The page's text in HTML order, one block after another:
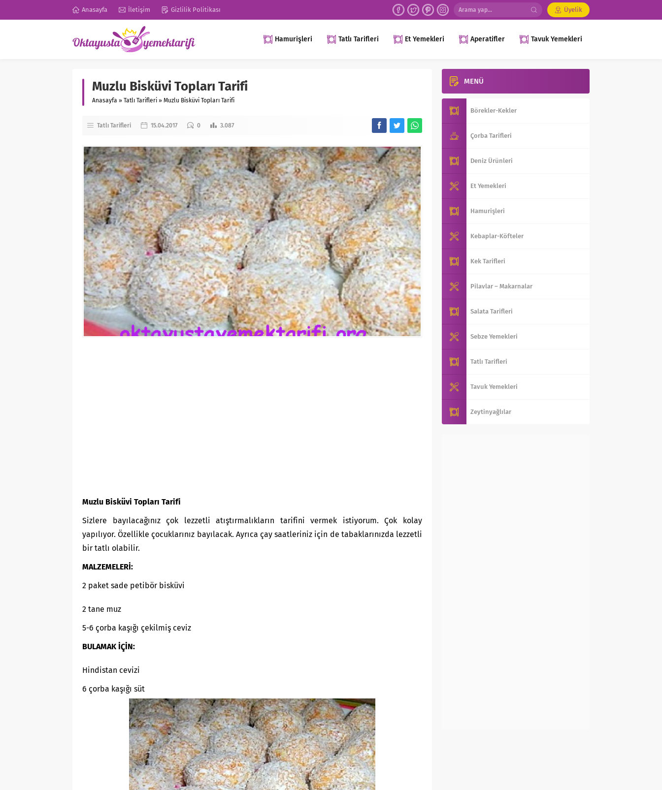
Anasayfa İletişim Gizlilik Politikası Üyelik
Hamurişleri Tatlı Tarifleri Et Yemekleri Aperatifler Tavuk Yemekleri
Muzlu Bisküvi Topları Tarifi
Anasayfa » Tatlı Tarifleri » Muzlu Bisküvi Topları Tarifi
Tatlı Tarifleri 15.04.2017 0 3.087
Muzlu Bisküvi Topları Tarifi
Sizlere bayılacağınız çok lezzetli atıştırmalıkların tarifini vermek istiyorum. Çok kolay
yapılıyor. Özellikle çocuklarınız bayılacak. Ayrıca çay saatleriniz için de tabaklarınızda lezzetli
bir tatlı olabilir.
MALZEMELERİ:
2 paket sade petibör bisküvi
2 tane muz
5-6 çorba kaşığı çekilmiş ceviz
BULAMAK İÇİN:
Hindistan cevizi
6 çorba kaşığı süt
MENÜ
Börekler-Kekler
Çorba Tarifleri
Deniz Ürünleri
Et Yemekleri
Hamurişleri
Kebaplar-Köfteler
Kek Tarifleri
Pilavlar – Makarnalar
Salata Tarifleri
Sebze Yemekleri
Tatlı Tarifleri
Tavuk Yemekleri
Zeytinyağlılar